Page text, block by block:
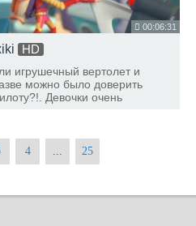
00:06:31
HD
игрушечный вертолет и
можно было доверить
Девочки очень
4 ... 25